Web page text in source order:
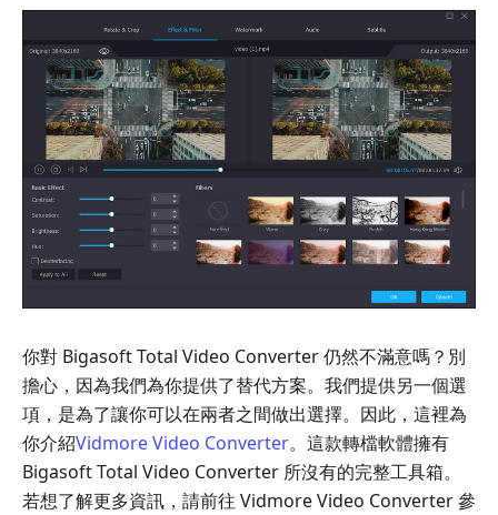
你對 Bigasoft Total Video Converter 仍然不滿意嗎？別
擔心，因為我們為你提供了替代方案。我們提供另一個選
項，是為了讓你可以在兩者之間做出選擇。因此，這裡為
你介紹Vidmore Video Converter。這款轉檔軟體擁有
Bigasoft Total Video Converter 所沒有的完整工具箱。
若想了解更多資訊，請前往 Vidmore Video Converter 參